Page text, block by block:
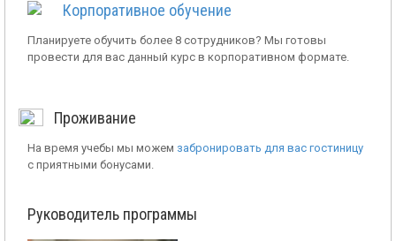
Корпоративное обучение
Планируете обучить более 8 сотрудников? Мы готовы
провести для вас данный курс в корпоративном формате.
Проживание
На время учебы мы можем забронировать для вас гостиницу
с приятными бонусами.
Руководитель программы